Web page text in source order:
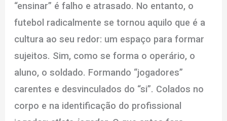
“ensinar” é falho e atrasado. No entanto, o
futebol radicalmente se tornou aquilo que é a
cultura ao seu redor: um espaço para formar
sujeitos. Sim, como se forma o operário, o
aluno, o soldado. Formando “jogadores”
carentes e desvinculados do “si”. Colados no
corpo e na identificação do profissional